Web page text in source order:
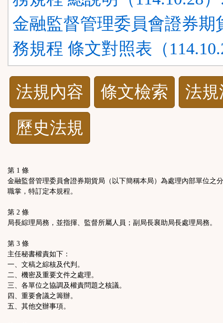
金融監督管理委員會證券期
務規程 條文對照表（
法
規
功
按
鈕
區
法規內容 條文檢索
法
歷史法規
第 1 條
金融監督管理委員會證券期貨局（以下簡稱本局）為處理內部單位之
職掌，特訂定本規程。
第 2 條
局長綜理局務，並指揮、監督所屬人員；副局長襄助局長處理局務。
第 3 條
主任秘書權責如下：
一、文稿之綜核及代判。
二、機密及重要文件之處理。
三、各單位之協調及權責問題之核議。
四、重要會議之籌辦。
五、其他交辦事項。